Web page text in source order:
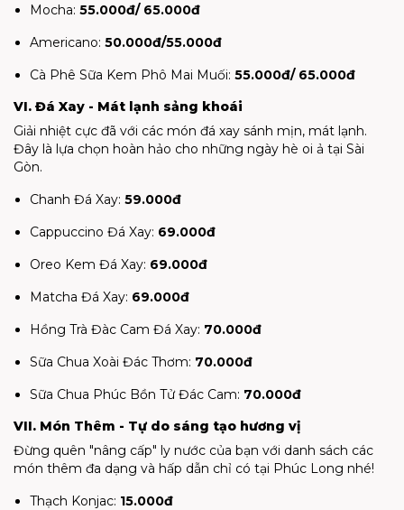
Mocha: 55.000đ/ 65.000đ
Americano: 50.000đ/55.000đ
Cà Phê Sữa Kem Phô Mai Muối: 55.000đ/ 65.000đ
VI. Đá Xay - Mát lạnh sảng khoái
Giải nhiệt cực đã với các món đá xay sánh mịn, mát lạnh.
Đây là lựa chọn hoàn hảo cho những ngày hè oi ả tại Sài
Gòn.
Chanh Đá Xay: 59.000đ
Cappuccino Đá Xay: 69.000đ
Oreo Kem Đá Xay: 69.000đ
Matcha Đá Xay: 69.000đ
Hồng Trà Đàc Cam Đá Xay: 70.000đ
Sữa Chua Xoài Đác Thơm: 70.000đ
Sữa Chua Phúc Bồn Tử Đác Cam: 70.000đ
VII. Món Thêm - Tự do sáng tạo hương vị
Đừng quên "nâng cấp" ly nước của bạn với danh sách các
món thêm đa dạng và hấp dẫn chỉ có tại Phúc Long nhé!
Thạch Konjac: 15.000đ